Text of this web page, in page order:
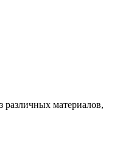
различных материалов,